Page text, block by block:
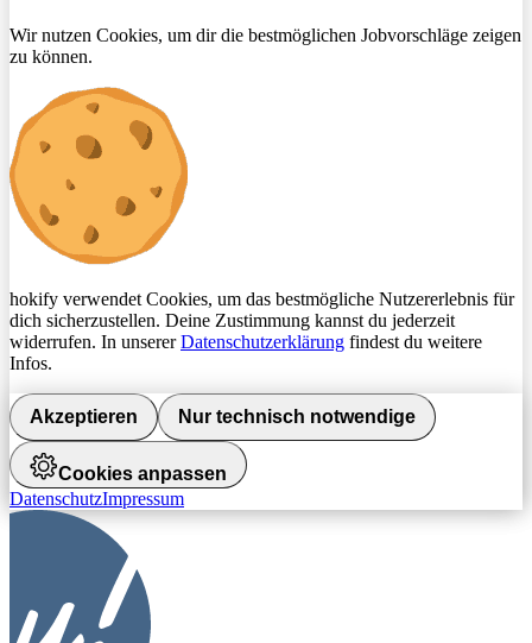
Wir nutzen Cookies, um dir die bestmöglichen Jobvorschläge zeigen
zu können.
hokify verwendet Cookies, um das bestmögliche Nutzererlebnis für
dich sicherzustellen. Deine Zustimmung kannst du jederzeit
widerrufen. In unsererDatenschutzerklärung findest du weitere
Infos.
Akzeptieren Nur technisch notwendige
Cookies anpassen
DatenschutzImpressum